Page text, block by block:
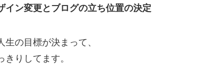
イン変更とブログの立ち位置の決定
生の目標が決まって、
きりしてます。